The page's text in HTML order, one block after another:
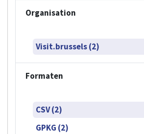
Organisation
Visit.brussels (2)
Formaten
CSV (2)
GPKG (2)